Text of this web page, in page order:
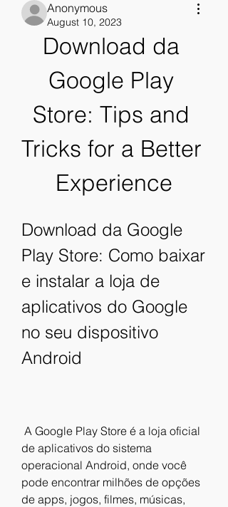
Anonymous
August 10, 2023
Download da
Google Play
Store: Tips and
Tricks for a Better
Experience
Download da Google
Play Store: Como baixar
e instalar a loja de
aplicativos do Google
no seu dispositivo
Android
de aplicativos do sistema
operacional Android, onde você
pode encontrar milhões de opções
de apps, jogos, filmes, músicas,